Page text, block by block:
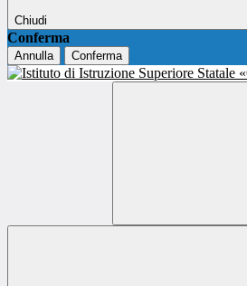
Chiudi
Conferma
Annulla Conferma